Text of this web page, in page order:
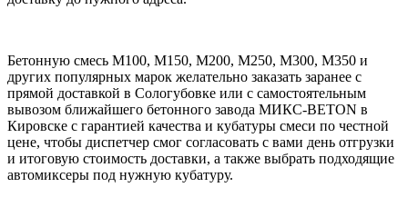
Бетонную смесь М100, М150, М200, М250, М300, М350 и
других популярных марок желательно заказать заранее с
прямой доставкой в Сологубовке или с самостоятельным
вывозом ближайшего бетонного завода МИКС-BETON в
Кировске с гарантией качества и кубатуры смеси по честной
цене, чтобы диспетчер смог согласовать с вами день отгрузки
и итоговую стоимость доставки, а также выбрать подходящие
автомиксеры под нужную кубатуру.